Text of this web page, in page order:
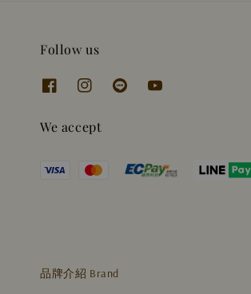
Follow us
We accept
品牌介紹 Brand